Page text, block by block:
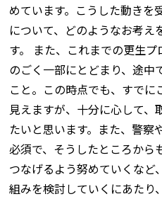
めています。こうした動きを
について、どのようなお考え
す。 また、これまでの更生
のごく一部にとどまり、途中
こと。この時点でも、すで
見えますが、十分に心して、
たいと思います。また、警察
必須で、そうしたところから
つなげるよう努めていくなど
組みを検討していくにあたり